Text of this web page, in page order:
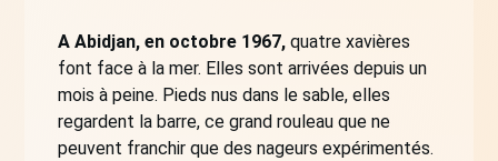
A Abidjan, en octobre 1967,quatre xavières
font face à la mer. Elles sont arrivées depuis un
mois à peine. Pieds nus dans le sable, elles
regardent la barre, ce grand rouleau que ne
peuvent franchir que des nageurs expérimentés.